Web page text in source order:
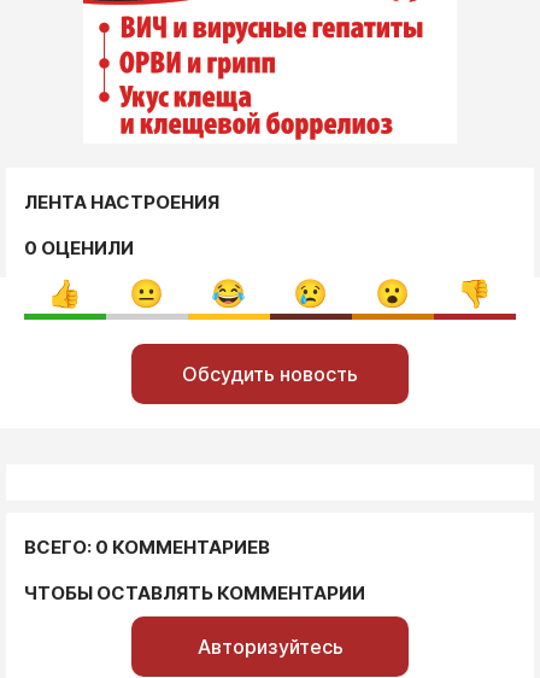
ЛЕНТА НАСТРОЕНИЯ
0 ОЦЕНИЛИ
Обсудить новость
ВСЕГО: 0 КОММЕНТАРИЕВ
ЧТОБЫ ОСТАВЛЯТЬ КОММЕНТАРИИ
Авторизуйтесь